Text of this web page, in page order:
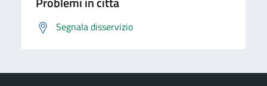
Segnala disservizio